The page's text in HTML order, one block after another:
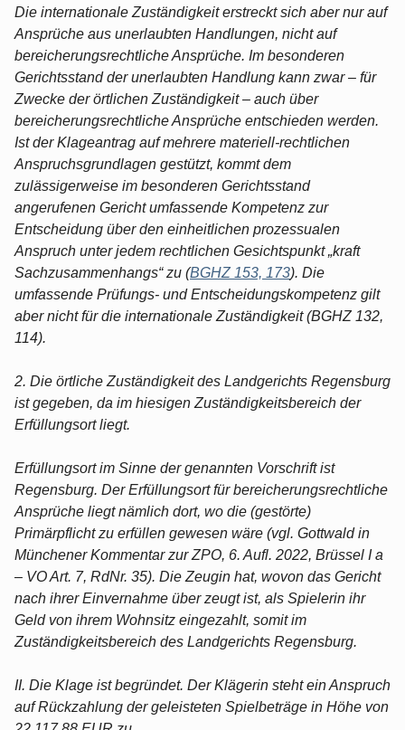
Die internationale Zuständigkeit erstreckt sich aber nur auf
Ansprüche aus unerlaubten Handlungen, nicht auf
bereicherungsrechtliche Ansprüche. Im besonderen
Gerichtsstand der unerlaubten Handlung kann zwar – für
Zwecke der örtlichen Zuständigkeit – auch über
bereicherungsrechtliche Ansprüche entschieden werden.
Ist der Klageantrag auf mehrere materiell-rechtlichen
Anspruchsgrundlagen gestützt, kommt dem
zulässigerweise im besonderen Gerichtsstand
angerufenen Gericht umfassende Kompetenz zur
Entscheidung über den einheitlichen prozessualen
Anspruch unter jedem rechtlichen Gesichtspunkt „kraft
Sachzusammenhangs“ zu (BGHZ 153, 173). Die
umfassende Prüfungs- und Entscheidungskompetenz gilt
aber nicht für die internationale Zuständigkeit (BGHZ 132,
114).
2. Die örtliche Zuständigkeit des Landgerichts Regensburg
ist gegeben, da im hiesigen Zuständigkeitsbereich der
Erfüllungsort liegt.
Erfüllungsort im Sinne der genannten Vorschrift ist
Regensburg. Der Erfüllungsort für bereicherungsrechtliche
Ansprüche liegt nämlich dort, wo die (gestörte)
Primärpflicht zu erfüllen gewesen wäre (vgl. Gottwald in
Münchener Kommentar zur ZPO, 6. Aufl. 2022, Brüssel I a
– VO Art. 7, RdNr. 35). Die Zeugin hat, wovon das Gericht
nach ihrer Einvernahme über zeugt ist, als Spielerin ihr
Geld von ihrem Wohnsitz eingezahlt, somit im
Zuständigkeitsbereich des Landgerichts Regensburg.
II. Die Klage ist begründet. Der Klägerin steht ein Anspruch
auf Rückzahlung der geleisteten Spielbeträge in Höhe von